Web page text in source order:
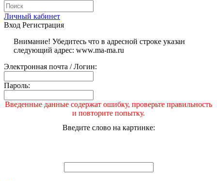
Личный кабинет
Вход Регистрация
Внимание! Убедитесь что в адресной строке указан
следующий адрес: www.ma-ma.ru
Электронная почта / Логин:
Пароль:
Введенные данные содержат ошибку, проверьте правильность
и повторите попытку.
Введите слово на картинке: